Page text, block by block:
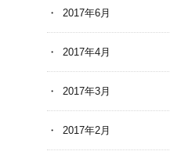
2017年6月
2017年4月
2017年3月
2017年2月